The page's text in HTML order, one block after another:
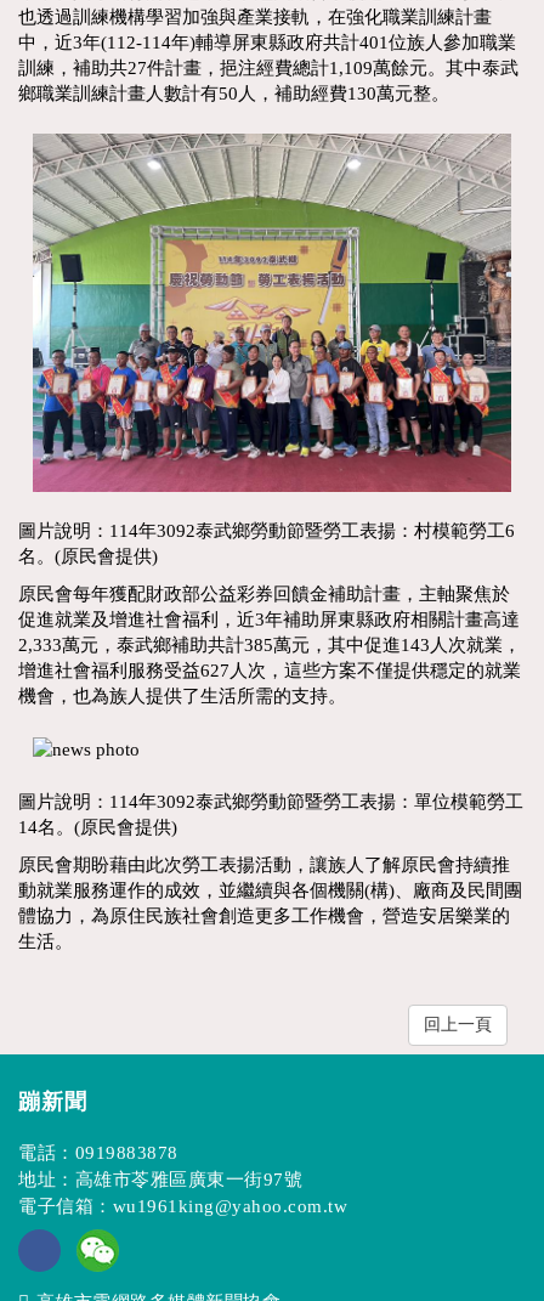
也透過訓練機構學習加強與產業接軌，在強化職業訓練計畫
中，近3年(112-114年)輔導屏東縣政府共計401位族人參加職業
訓練，補助共27件計畫，挹注經費總計1,109萬餘元。其中泰武
鄉職業訓練計畫人數計有50人，補助經費130萬元整。
圖片說明：114年3092泰武鄉勞動節暨勞工表揚：村模範勞工6
名。(原民會提供)
原民會每年獲配財政部公益彩券回饋金補助計畫，主軸聚焦於
促進就業及增進社會福利，近3年補助屏東縣政府相關計畫高達
2,333萬元，泰武鄉補助共計385萬元，其中促進143人次就業，
增進社會福利服務受益627人次，這些方案不僅提供穩定的就業
機會，也為族人提供了生活所需的支持。
圖片說明：114年3092泰武鄉勞動節暨勞工表揚：單位模範勞工
14名。(原民會提供)
原民會期盼藉由此次勞工表揚活動，讓族人了解原民會持續推
動就業服務運作的成效，並繼續與各個機關(構)、廠商及民間團
體協力，為原住民族社會創造更多工作機會，營造安居樂業的
生活。
回上一頁
蹦新聞
電話： 0919883878
地址：高雄市苓雅區廣東一街97號
電子信箱： wu1961king@yahoo.com.tw